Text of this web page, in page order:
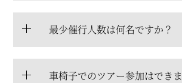
最少催行人数は何名ですか？
車椅子でのツアー参加はでき